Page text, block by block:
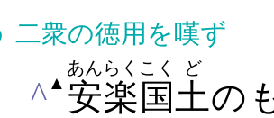
二衆の徳用を嘆ず
^ ▲ 安楽
あんらく
国
こく
土
ど
の